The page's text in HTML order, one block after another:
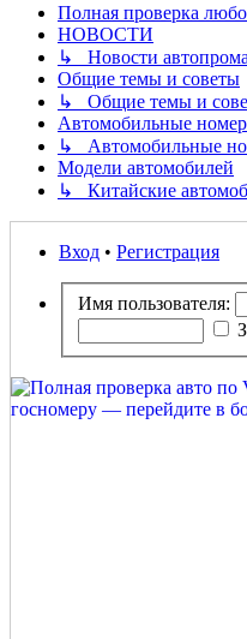
Полная проверка
НОВОСТИ
↳ Новости автопрома
Общие темы и советы
↳ Общие темы и
Автомобильные
↳ Автомобильные
Модели автомобилей
↳ Китайские
Вход • Регистрация
Имя пользователя: